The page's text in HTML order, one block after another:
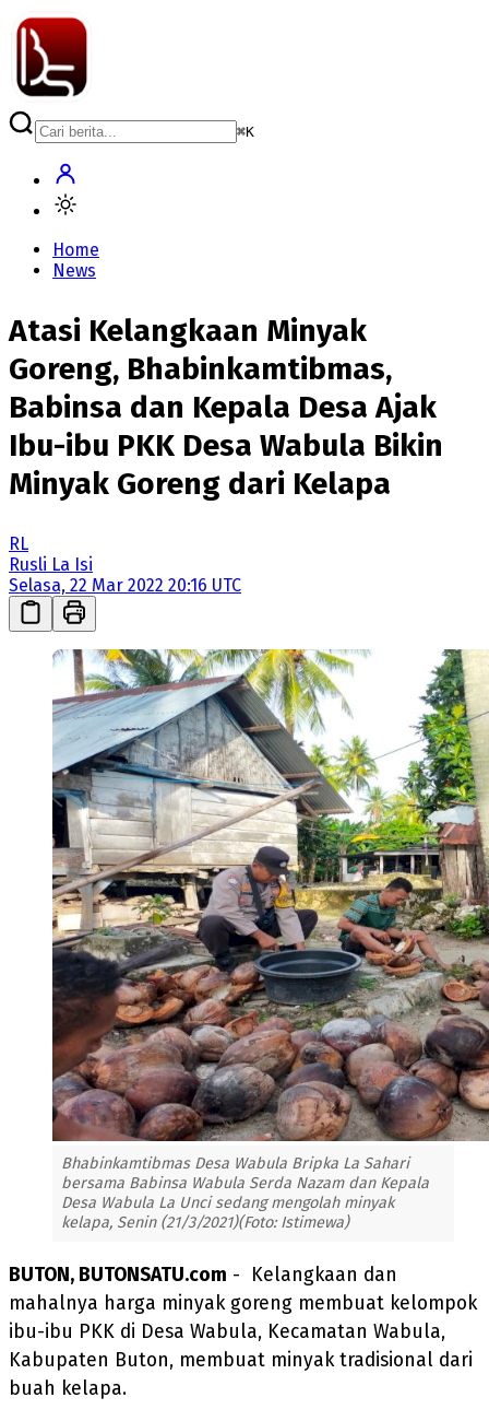
⌘K
Home
News
Atasi Kelangkaan Minyak
Goreng, Bhabinkamtibmas,
Babinsa dan Kepala Desa Ajak
Ibu-ibu PKK Desa Wabula Bikin
Minyak Goreng dari Kelapa
RL
Rusli La Isi
Selasa, 22 Mar 2022 20:16 UTC
Bhabinkamtibmas Desa Wabula Bripka La Sahari
bersama Babinsa Wabula Serda Nazam dan Kepala
Desa Wabula La Unci sedang mengolah minyak
kelapa, Senin (21/3/2021)(Foto: Istimewa)
BUTON, BUTONSATU.com - Kelangkaan dan
mahalnya harga minyak goreng membuat kelompok
ibu-ibu PKK di Desa Wabula, Kecamatan Wabula,
Kabupaten Buton, membuat minyak tradisional dari
buah kelapa.